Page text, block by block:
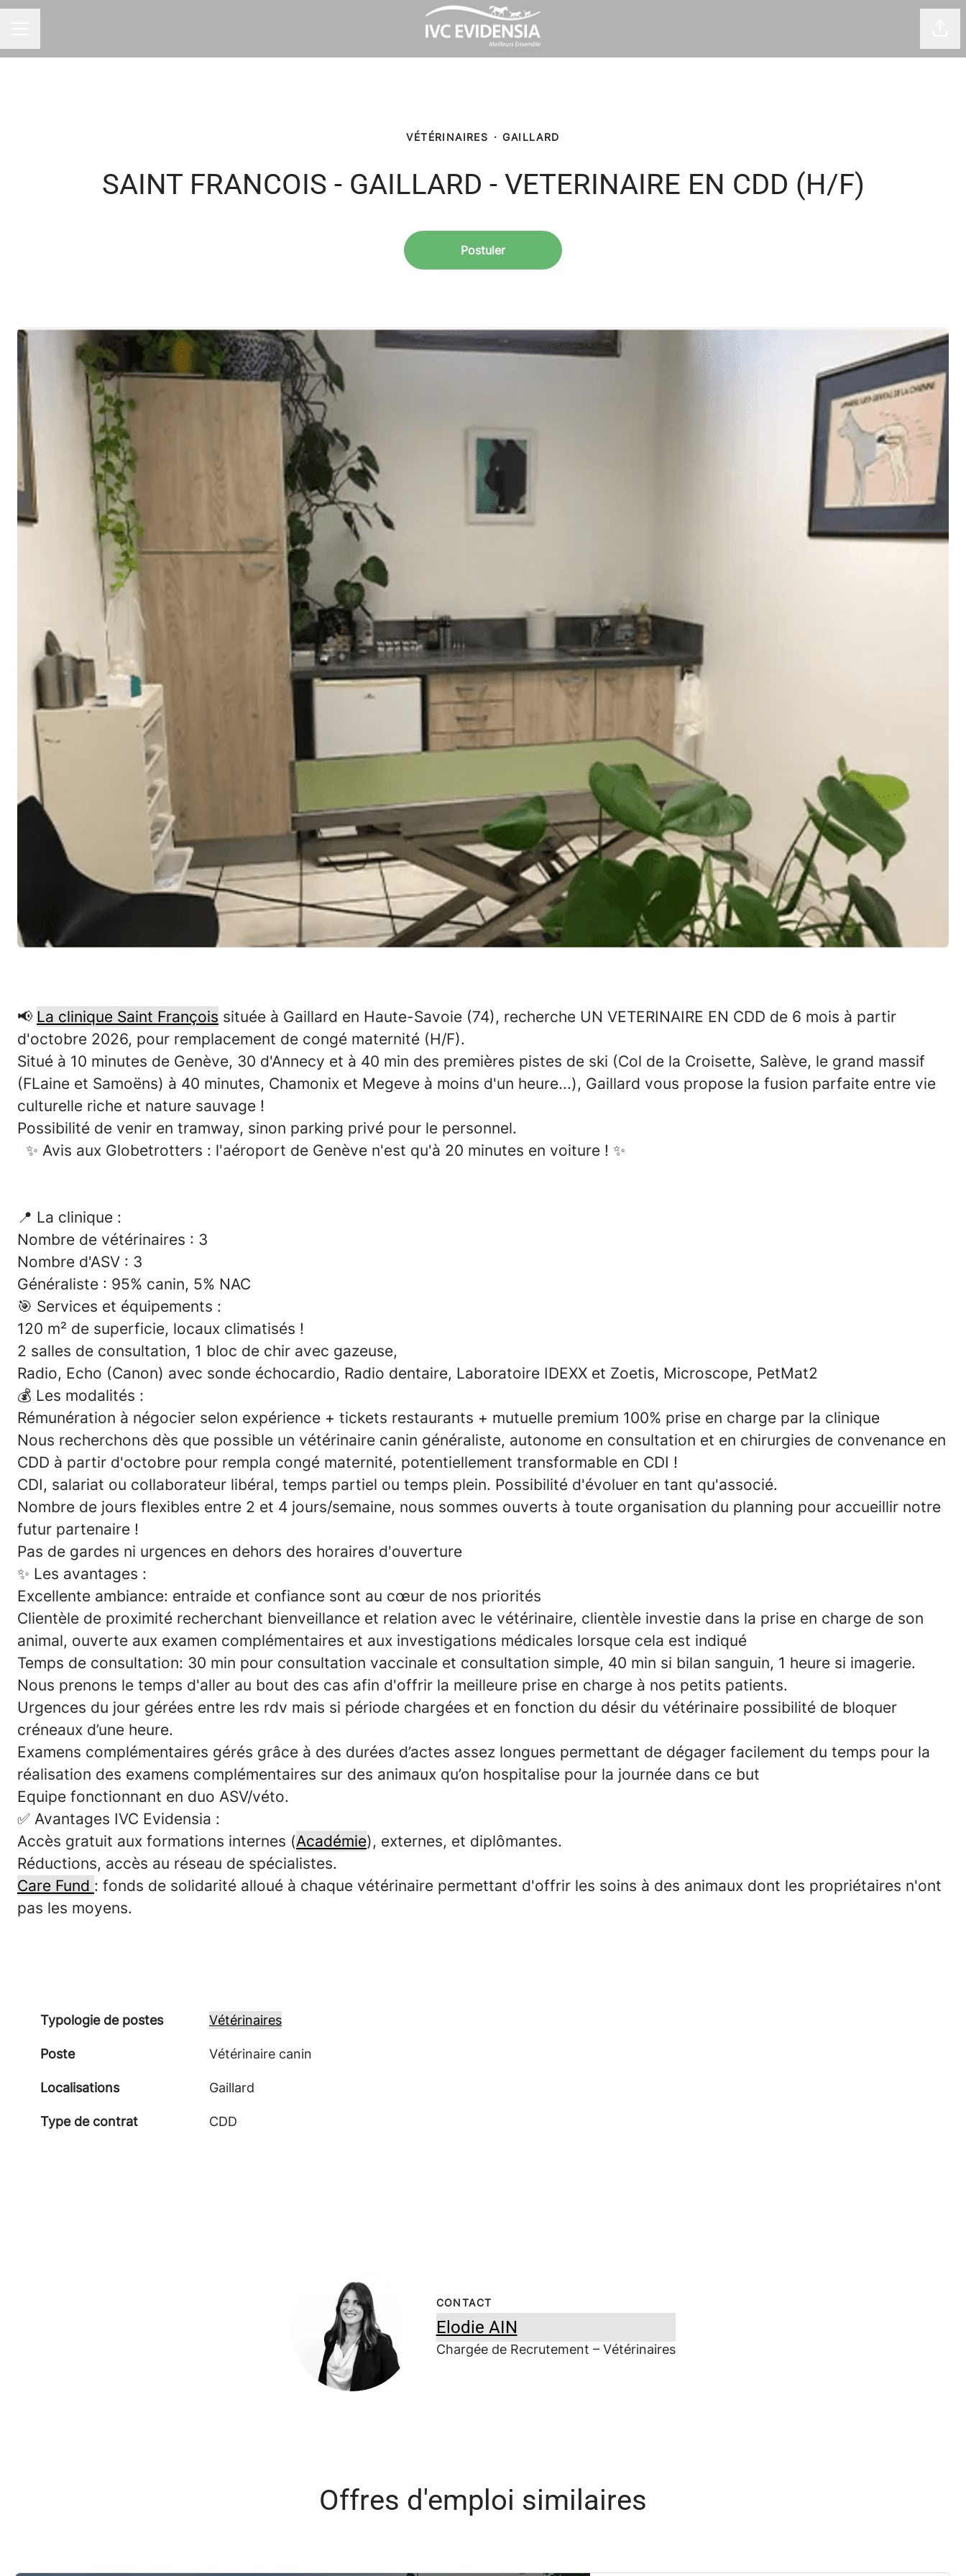
VÉTÉRINAIRES · GAILLARD
SAINT FRANCOIS - GAILLARD - VETERINAIRE EN CDD (H/F)
Postuler
📢 La clinique Saint François située à Gaillard en Haute-Savoie (74), recherche UN VETERINAIRE EN CDD de 6 mois à partir
d'octobre 2026, pour remplacement de congé maternité (H/F).
Situé à 10 minutes de Genève, 30 d'Annecy et à 40 min des premières pistes de ski (Col de la Croisette, Salève, le grand massif
(FLaine et Samoëns) à 40 minutes, Chamonix et Megeve à moins d'un heure...), Gaillard vous propose la fusion parfaite entre vie
culturelle riche et nature sauvage !
Possibilité de venir en tramway, sinon parking privé pour le personnel.
✨ Avis aux Globetrotters : l'aéroport de Genève n'est qu'à 20 minutes en voiture ! ✨
📍 La clinique :
Nombre de vétérinaires : 3
Nombre d'ASV : 3
Généraliste : 95% canin, 5% NAC
🎯 Services et équipements :
120 m² de superficie, locaux climatisés !
2 salles de consultation, 1 bloc de chir avec gazeuse,
Radio, Echo (Canon) avec sonde échocardio, Radio dentaire, Laboratoire IDEXX et Zoetis, Microscope, PetMat2
💰 Les modalités :
Rémunération à négocier selon expérience + tickets restaurants + mutuelle premium 100% prise en charge par la clinique
Nous recherchons dès que possible un vétérinaire canin généraliste, autonome en consultation et en chirurgies de convenance en
CDD à partir d'octobre pour rempla congé maternité, potentiellement transformable en CDI !
CDI, salariat ou collaborateur libéral, temps partiel ou temps plein. Possibilité d'évoluer en tant qu'associé.
Nombre de jours flexibles entre 2 et 4 jours/semaine, nous sommes ouverts à toute organisation du planning pour accueillir notre
futur partenaire !
Pas de gardes ni urgences en dehors des horaires d'ouverture
✨ Les avantages :
Excellente ambiance: entraide et confiance sont au cœur de nos priorités
Clientèle de proximité recherchant bienveillance et relation avec le vétérinaire, clientèle investie dans la prise en charge de son
animal, ouverte aux examen complémentaires et aux investigations médicales lorsque cela est indiqué
Temps de consultation: 30 min pour consultation vaccinale et consultation simple, 40 min si bilan sanguin, 1 heure si imagerie.
Nous prenons le temps d'aller au bout des cas afin d'offrir la meilleure prise en charge à nos petits patients.
Urgences du jour gérées entre les rdv mais si période chargées et en fonction du désir du vétérinaire possibilité de bloquer
créneaux d’une heure.
Examens complémentaires gérés grâce à des durées d’actes assez longues permettant de dégager facilement du temps pour la
réalisation des examens complémentaires sur des animaux qu’on hospitalise pour la journée dans ce but
Equipe fonctionnant en duo ASV/véto.
✅ Avantages IVC Evidensia :
Accès gratuit aux formations internes (Académie), externes, et diplômantes.
Réductions, accès au réseau de spécialistes.
Care Fund : fonds de solidarité alloué à chaque vétérinaire permettant d'offrir les soins à des animaux dont les propriétaires n'ont
pas les moyens.
Typologie de postes Vétérinaires
Poste Vétérinaire canin
Localisations Gaillard
Type de contrat CDD
CONTACT
Elodie AIN
Chargée de Recrutement – Vétérinaires
Offres d'emploi similaires